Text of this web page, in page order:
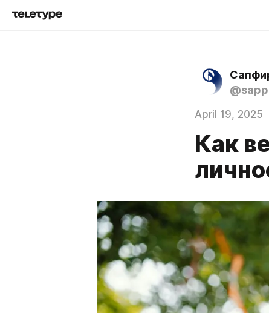
April 19, 2025
Как